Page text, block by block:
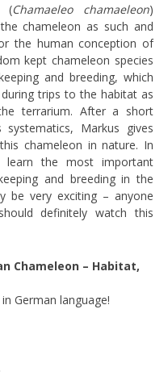
(Chamaeleo chamaeleon)
chameleon as such and
the human conception of
kept chameleon species
and breeding, which
trips to the habitat as
terrarium. After a short
systematics, Markus gives
chameleon in nature. In
learn the most important
and breeding in the
be very exciting – anyone
definitely watch this
Chameleon – Habitat,
German language!